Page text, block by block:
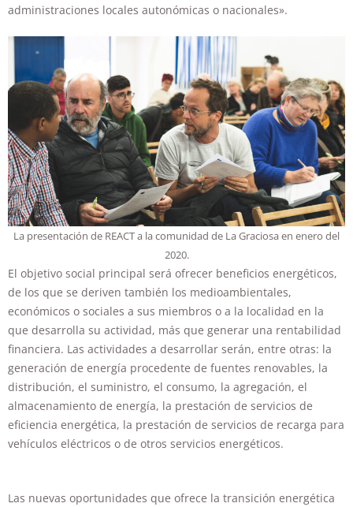
administraciones locales autonómicas o nacionales».
La presentación de REACT a la comunidad de La Graciosa en enero del
2020.
El objetivo social principal será ofrecer beneficios energéticos,
de los que se deriven también los medioambientales,
económicos o sociales a sus miembros o a la localidad en la
que desarrolla su actividad, más que generar una rentabilidad
financiera. Las actividades a desarrollar serán, entre otras: la
generación de energía procedente de fuentes renovables, la
distribución, el suministro, el consumo, la agregación, el
almacenamiento de energía, la prestación de servicios de
eficiencia energética, la prestación de servicios de recarga para
vehículos eléctricos o de otros servicios energéticos.
Las nuevas oportunidades que ofrece la transición energética